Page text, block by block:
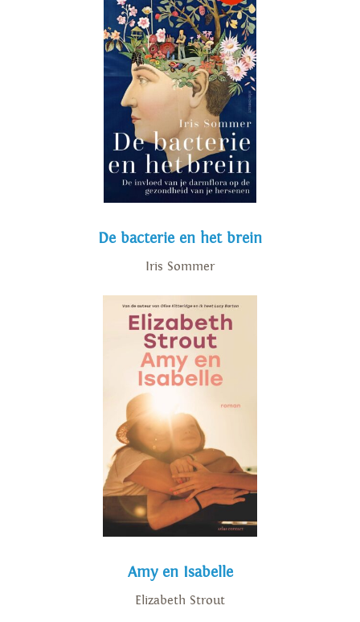
De bacterie en het brein
Iris Sommer
Amy en Isabelle
Elizabeth Strout